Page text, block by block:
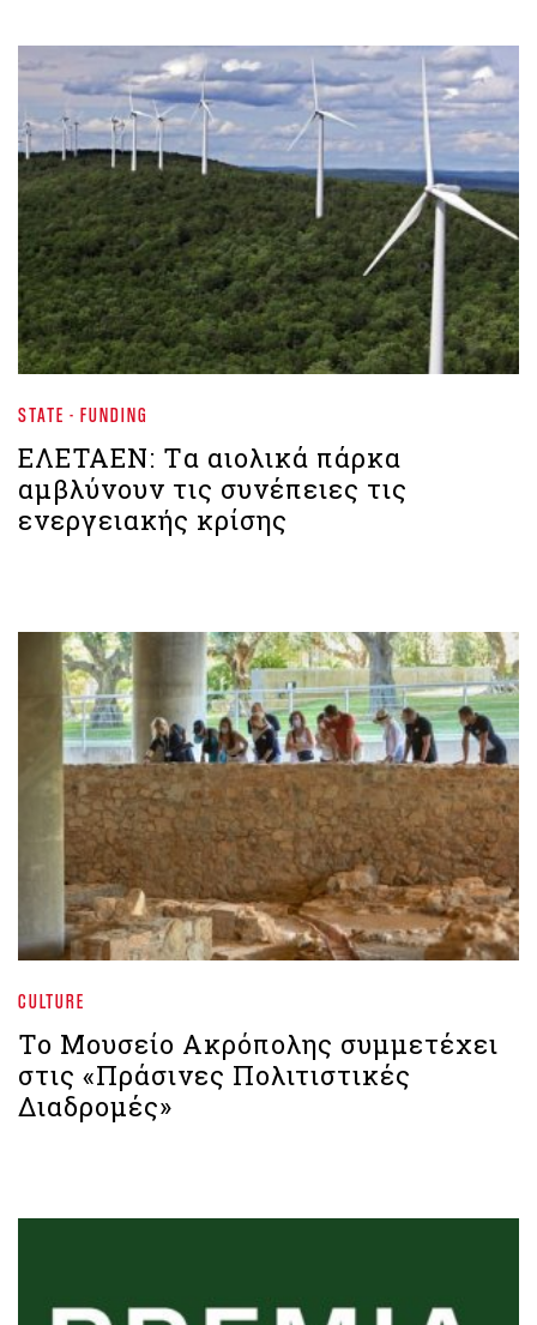
STATE - FUNDING
ΕΛΕΤΑΕΝ: Tα αιολικά πάρκα
αμβλύνουν τις συνέπειες τις
ενεργειακής κρίσης
CULTURE
Το Μουσείο Ακρόπολης συμμετέχει
στις «Πράσινες Πολιτιστικές
Διαδρομές»